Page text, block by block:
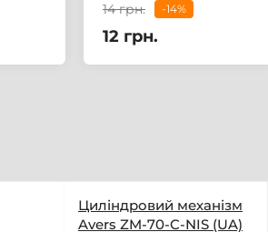
14 грн. -14%
12 грн.
Циліндровий механізм
Avers ZM-70-C-NIS (UA)